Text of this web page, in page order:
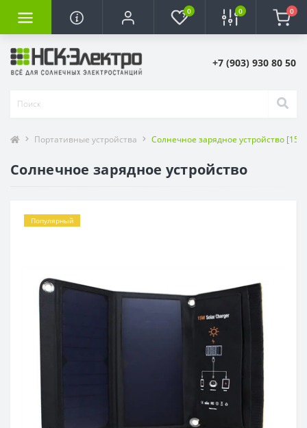
0 0 0
+7 (903) 930 80 50
Портативные устройства Солнечное зарядное устройство
Солнечное зарядное устройство
Популярный